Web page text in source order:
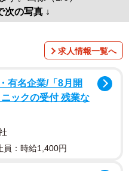
次の写真 ↓
求人情報一覧へ
有名企業/「8月開
ックの受付 残業な
員：時給1,400円